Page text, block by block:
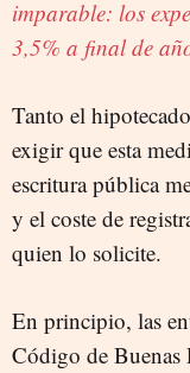
imparable: los
3,5% a final de
Tanto el
exigir que esta
escritura pública
y el coste de
quien lo solicite.
En principio, las
Código de Buenas